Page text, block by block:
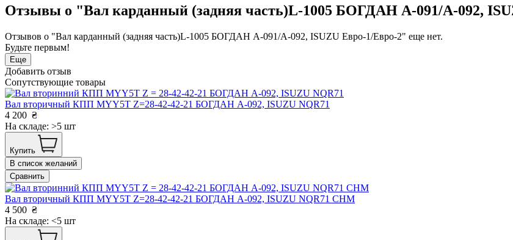
Отзывы о "Вал карданный (задняя часть)L-1005 БОГДАН А-091/А-092,
Отзывов о "Вал карданный (задняя часть)L-1005 БОГДАН А-091/А-092, ISUZU Евро-1/Евро-2" еще нет.
Будьте первым!
Еще
Добавить отзыв
Сопутствующие товары
Вал вторичный КПП MYY5T Z=28-42-42-21 БОГДАН А-092, ISUZU NQR71
4 200 ₴
На складе: >5 шт
Купить
В список желаний
Сравнить
Вал вторичный КПП MYY5T Z=28-42-42-21 БОГДАН А-092, ISUZU NQR71 CHM
4 500 ₴
На складе: <5 шт